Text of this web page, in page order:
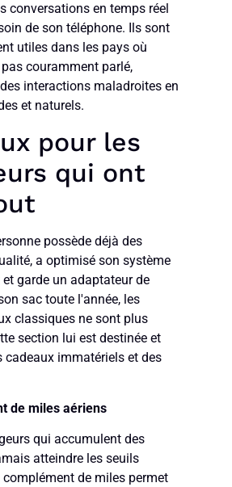
conversations en temps réel
de son téléphone. Ils sont
utiles dans les pays où
couramment parlé,
interactions maladroites en
et naturels.
pour les
qui ont
possède déjà des
a optimisé son système
garde un adaptateur de
sac toute l'année, les
classiques ne sont plus
section lui est destinée et
cadeaux immatériels et des
de miles aériens
qui accumulent des
atteindre les seuils
complément de miles permet